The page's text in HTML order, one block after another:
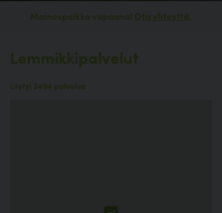
Mainospaikka vapaana! Ota yhteyttä.
Lemmikkipalvelut
Löytyi 2494 palvelua